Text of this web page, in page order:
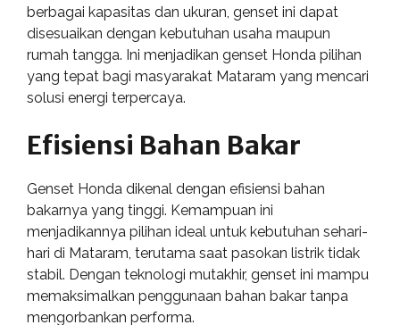
berbagai kapasitas dan ukuran, genset ini dapat
disesuaikan dengan kebutuhan usaha maupun
rumah tangga. Ini menjadikan genset Honda pilihan
yang tepat bagi masyarakat Mataram yang mencari
solusi energi terpercaya.
Efisiensi Bahan Bakar
Genset Honda dikenal dengan efisiensi bahan
bakarnya yang tinggi. Kemampuan ini
menjadikannya pilihan ideal untuk kebutuhan sehari-
hari di Mataram, terutama saat pasokan listrik tidak
stabil. Dengan teknologi mutakhir, genset ini mampu
memaksimalkan penggunaan bahan bakar tanpa
mengorbankan performa.